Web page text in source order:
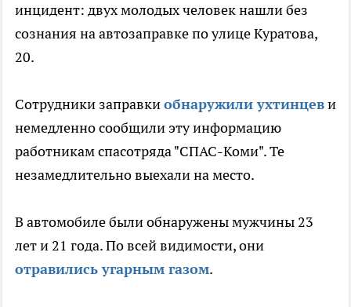
инцидент: двух молодых человек нашли без
сознания на автозаправке по улице Куратова,
20.
Сотрудники заправкиобнаружили ухтинцеви
немедленно сообщили эту информацию
работникам спасотряда "СПАС-Коми". Те
незамедлительно выехали на место.
В автомобиле были обнаружены мужчины 23
лет и 21 года. По всей видимости, они
отравились угарным газом.